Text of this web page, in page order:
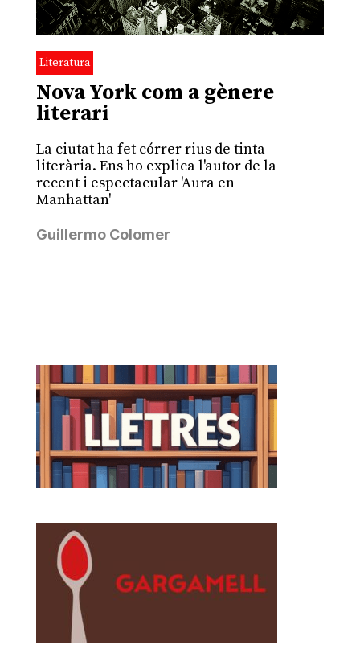
Literatura
Nova York com a gènere
literari
La ciutat ha fet córrer rius de tinta
literària. Ens ho explica l'autor de la
recent i espectacular 'Aura en
Manhattan'
Guillermo Colomer